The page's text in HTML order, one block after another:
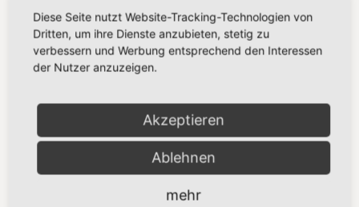
Übergangslösung“
8. Juli 2026
MEIST GELESEN
„Vorschlag bleibt hinter den
Klimazielen zurück“
Diese Seite nutzt Website-Tracking-Technologien von
Dritten, um ihre Dienste anzubieten, stetig zu
verbessern und Werbung entsprechend den Interessen
der Nutzer anzuzeigen.
Akzeptieren
Ablehnen
mehr